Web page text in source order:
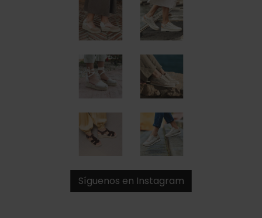
Síguenos en Instagram